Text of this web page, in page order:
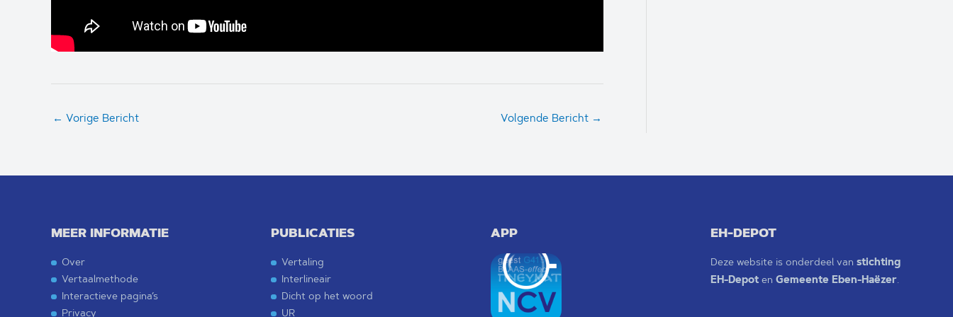
← Vorige Bericht Volgende Bericht →
MEER INFORMATIE
Over
Vertaalmethode
Interactieve pagina’s
Privacy
PUBLICATIES
Vertaling
Interlineair
Dicht op het woord
UR
APP EH-DEPOT
Deze website is onderdeel van stichting
EH-Depot en Gemeente Eben-Haëzer.